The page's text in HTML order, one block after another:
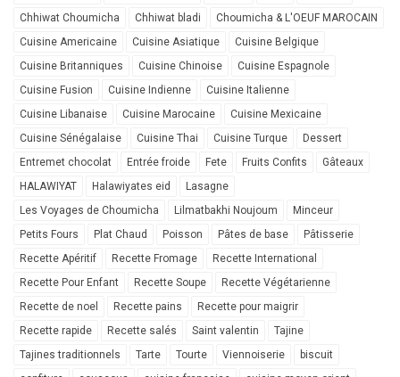
Chhiwat Choumicha
Chhiwat bladi
Choumicha & L'OEUF MAROCAIN
Cuisine Americaine
Cuisine Asiatique
Cuisine Belgique
Cuisine Britanniques
Cuisine Chinoise
Cuisine Espagnole
Cuisine Fusion
Cuisine Indienne
Cuisine Italienne
Cuisine Libanaise
Cuisine Marocaine
Cuisine Mexicaine
Cuisine Sénégalaise
Cuisine Thai Cuisine Turque
Dessert
Entremet chocolat
Entrée froide Fete Fruits Confits
Gâteaux
HALAWIYAT
Halawiyates eid
Lasagne
Les Voyages de Choumicha
Lilmatbakhi Noujoum
Minceur
Petits Fours
Plat Chaud Poisson Pâtes de base
Pâtisserie
Recette Apéritif
Recette Fromage
Recette International
Recette Pour Enfant
Recette Soupe
Recette Végétarienne
Recette de noel
Recette pains
Recette pour maigrir
Recette rapide
Recette salés Saint valentin
Tajine
Tajines traditionnels
Tarte Tourte Viennoiserie
biscuit